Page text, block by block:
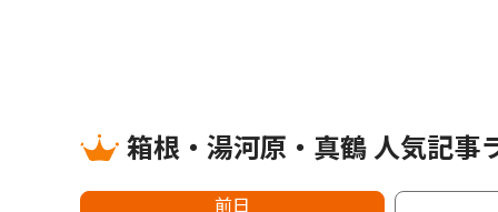
箱根・湯河原・真鶴 人気記事
前日